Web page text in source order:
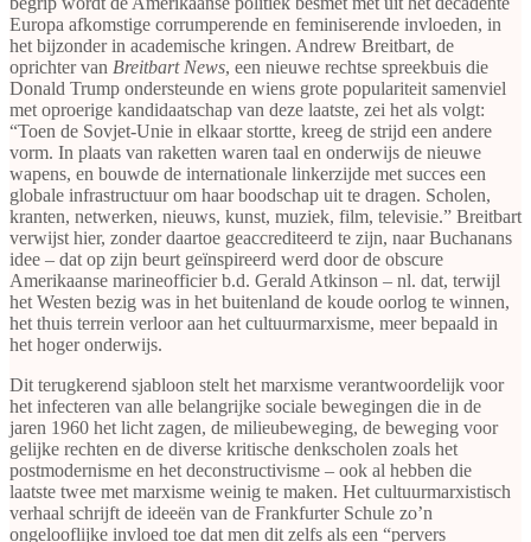
Europa afkomstige corrumperende en feminiserende invloeden, in
het bijzonder in academische kringen. Andrew Breitbart, de
oprichter van Breitbart News, een nieuwe rechtse spreekbuis die
Donald Trump ondersteunde en wiens grote populariteit samenviel
met oproerige kandidaatschap van deze laatste, zei het als volgt:
“Toen de Sovjet-Unie in elkaar stortte, kreeg de strijd een andere
vorm. In plaats van raketten waren taal en onderwijs de nieuwe
wapens, en bouwde de internationale linkerzijde met succes een
globale infrastructuur om haar boodschap uit te dragen. Scholen,
kranten, netwerken, nieuws, kunst, muziek, film, televisie.” Breitbart
verwijst hier, zonder daartoe geaccrediteerd te zijn, naar Buchanans
idee – dat op zijn beurt geïnspireerd werd door de obscure
Amerikaanse marineofficier b.d. Gerald Atkinson – nl. dat, terwijl
het Westen bezig was in het buitenland de koude oorlog te winnen,
het thuis terrein verloor aan het cultuurmarxisme, meer bepaald in
het hoger onderwijs.
Dit terugkerend sjabloon stelt het marxisme verantwoordelijk voor
het infecteren van alle belangrijke sociale bewegingen die in de
jaren 1960 het licht zagen, de milieubeweging, de beweging voor
gelijke rechten en de diverse kritische denkscholen zoals het
postmodernisme en het deconstructivisme – ook al hebben die
laatste twee met marxisme weinig te maken. Het cultuurmarxistisch
verhaal schrijft de ideeën van de Frankfurter Schule zo’n
ongelooflijke invloed toe dat men dit zelfs als een “pervers